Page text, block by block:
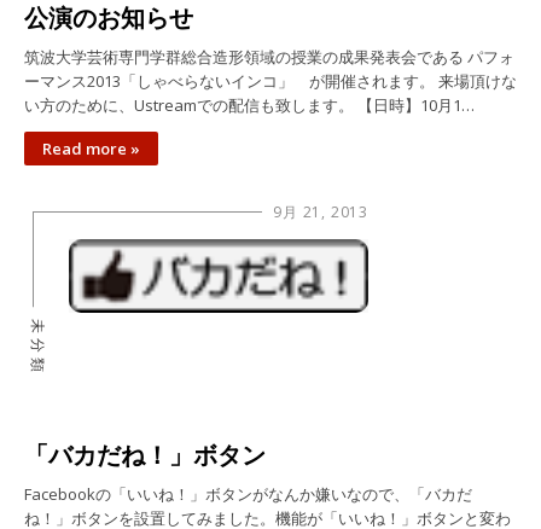
公演のお知らせ
筑波大学芸術専門学群総合造形領域の授業の成果発表会である パフォ
ーマンス2013「しゃべらないインコ」 が開催されます。 来場頂けな
い方のために、Ustreamでの配信も致します。 【日時】10月1…
Read more »
9月 21, 2013
未分類
「バカだね！」ボタン
Facebookの「いいね！」ボタンがなんか嫌いなので、「バカだ
ね！」ボタンを設置してみました。機能が「いいね！」ボタンと変わ